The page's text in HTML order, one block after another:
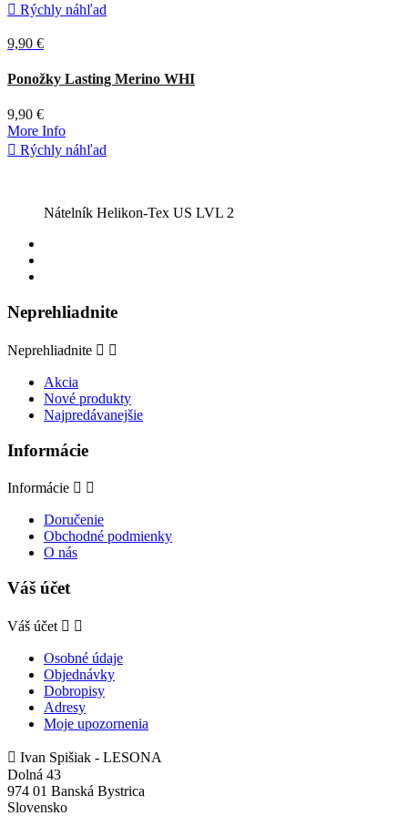
 Rýchly náhľad
9,90 €
Čierna
Zelená
Žltá
Ponožky Lasting Merino WHI
9,90 €
More Info
 Rýchly náhľad
Nátelník Helikon-Tex US LVL 2
Neprehliadnite
Neprehliadnite  
Akcia
Nové produkty
Najpredávanejšie
Informácie
Informácie  
Doručenie
Obchodné podmienky
O nás
Váš účet
Váš účet  
Osobné údaje
Objednávky
Dobropisy
Adresy
Moje upozornenia
 Ivan Spišiak - LESONA
Dolná 43
974 01 Banská Bystrica
Slovensko